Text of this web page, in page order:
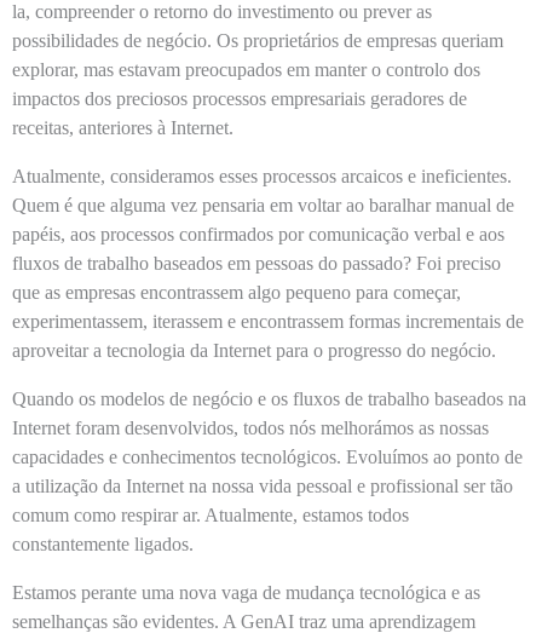
la, compreender o retorno do investimento ou prever as
possibilidades de negócio. Os proprietários de empresas queriam
explorar, mas estavam preocupados em manter o controlo dos
impactos dos preciosos processos empresariais geradores de
receitas, anteriores à Internet.
Atualmente, consideramos esses processos arcaicos e ineficientes.
Quem é que alguma vez pensaria em voltar ao baralhar manual de
papéis, aos processos confirmados por comunicação verbal e aos
fluxos de trabalho baseados em pessoas do passado? Foi preciso
que as empresas encontrassem algo pequeno para começar,
experimentassem, iterassem e encontrassem formas incrementais de
aproveitar a tecnologia da Internet para o progresso do negócio.
Quando os modelos de negócio e os fluxos de trabalho baseados na
Internet foram desenvolvidos, todos nós melhorámos as nossas
capacidades e conhecimentos tecnológicos. Evoluímos ao ponto de
a utilização da Internet na nossa vida pessoal e profissional ser tão
comum como respirar ar. Atualmente, estamos todos
constantemente ligados.
Estamos perante uma nova vaga de mudança tecnológica e as
semelhanças são evidentes. A GenAI traz uma aprendizagem